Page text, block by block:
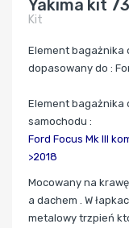
Yakima kit
Kit
Element bagażnika
dopasowany do :
Element bagażnika
samochodu :
Ford Focus Mk III
>2018
Mocowany na
a dachem . W
metalowy trzpień